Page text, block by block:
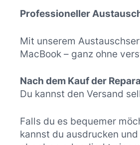
Professioneller
Mit unserem
MacBook – ganz ohne
Nach dem Kauf der
Du kannst den Versand
Falls du es bequemer
kannst du ausdrucken